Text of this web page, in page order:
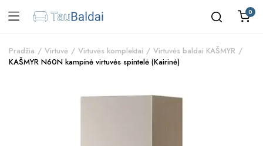
0
Pradžia Virtuvė Virtuvės komplektai
Virtuvės baldai KAŠMYR
KAŠMYR N60N kampinė virtuvės spintelė (Kairinė)